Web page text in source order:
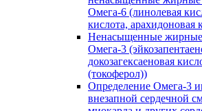
Омега-6 (линолевая
кислота, арахидоновая
Ненасыщенные жирные
Омега-3
докозагексаеновая
(токоферол))
Определение Омега-3
внезапной сердечной